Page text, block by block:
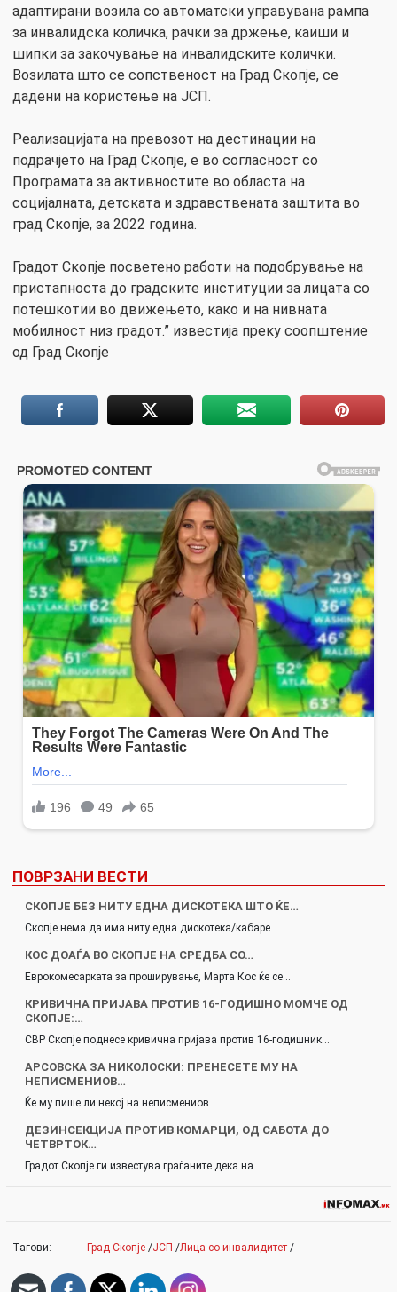
адаптирани возила со автоматски управувана рампа
за инвалидска количка, рачки за држење, каиши и
шипки за закочување на инвалидските колички.
Возилата што се сопственост на Град Скопје, се
дадени на користење на ЈСП.
Реализацијата на превозот на дестинации на
подрачјето на Град Скопје, е во согласност со
Програмата за активностите во областа на
социјалната, детската и здравствената заштита во
град Скопје, за 2022 година.
Градот Скопје посветено работи на подобрување на
пристапноста до градските институции за лицата со
потешкотии во движењето, како и на нивната
мобилност низ градот.” известија преку соопштение
од Град Скопје
ПОВРЗАНИ ВЕСТИ
СКОПЈЕ БЕЗ НИТУ ЕДНА ДИСКОТЕКА ШТО ЌЕ…
Скопје нема да има ниту една дискотека/кабаре…
КОС ДОАЃА ВО СКОПЈЕ НА СРЕДБА СО…
Еврокомесарката за проширување, Марта Кос ќе се…
КРИВИЧНА ПРИЈАВА ПРОТИВ 16-ГОДИШНО МОМЧЕ ОД
СКОПЈЕ:…
СВР Скопје поднесе кривична пријава против 16-годишник…
АРСОВСКА ЗА НИКОЛОСКИ: ПРЕНЕСЕТЕ МУ НА
НЕПИСМЕНИОВ…
Ќе му пише ли некој на неписмениов…
ДЕЗИНСЕКЦИЈА ПРОТИВ КОМАРЦИ, ОД САБОТА ДО
ЧЕТВРТОК…
Градот Скопје ги известува граѓаните дека на…
Тагови: Град Скопје /ЈСП /Лица со инвалидитет /